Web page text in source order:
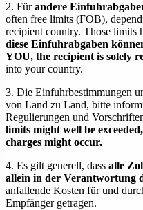
2. Fürandere
often free limits (FOB),
recipient country. Those limits
diese Einfuhrabgaben
YOU, the recipient is solely
into your country.
3. Die Einfuhrbestimmungen
von Land zu Land, bitte
Regulierungen und
limits might well be
charges might occur.
4. Es gilt generell, dass alle
allein in der Verantwortung
anfallende Kosten für und
Empfänger getragen.